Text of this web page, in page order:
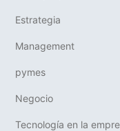
Estrategia
Management
pymes
Negocio
Tecnología en la